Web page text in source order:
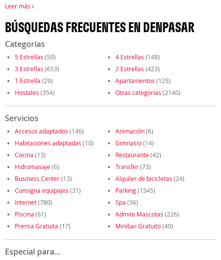
Leer más
BÚSQUEDAS FRECUENTES EN DENPASAR
Categorías
5 Estrellas (50) 4 Estrellas (148)
3 Estrellas (653) 2 Estrellas (423)
1 Estrella (29) Apartamentos (125)
Hostales (354) Otras categorías (2140)
Servicios
Accesos adaptados (146) Animación(6)
Habitaciones adaptadas (10) Gimnasio(14)
Cocina (13) Restaurante(42)
Hidromasaje(6) Transfer(73)
Business Center(13) Alquiler de bicicletas (24)
Consigna equipajes (31) Parking(1545)
Internet(780) Spa (36)
Piscina (61) Admite Mascotas (226)
Prensa Gratuita (17) Minibar Gratuito(40)
Especial para...